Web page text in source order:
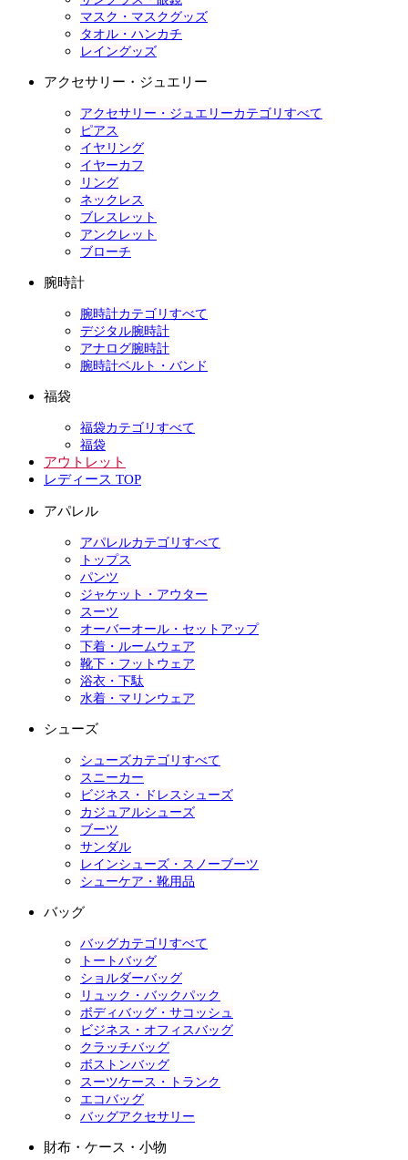
マスク・マスクグッズ
タオル・ハンカチ
レイングッズ
アクセサリー・ジュエリー
アクセサリー・ジュエリーカテゴリすべて
ピアス
イヤリング
イヤーカフ
リング
ネックレス
ブレスレット
アンクレット
ブローチ
腕時計
腕時計カテゴリすべて
デジタル腕時計
アナログ腕時計
腕時計ベルト・バンド
福袋
福袋カテゴリすべて
福袋
アウトレット
レディース TOP
アパレル
アパレルカテゴリすべて
トップス
パンツ
ジャケット・アウター
スーツ
オーバーオール・セットアップ
下着・ルームウェア
靴下・フットウェア
浴衣・下駄
水着・マリンウェア
シューズ
シューズカテゴリすべて
スニーカー
ビジネス・ドレスシューズ
カジュアルシューズ
ブーツ
サンダル
レインシューズ・スノーブーツ
シューケア・靴用品
バッグ
バッグカテゴリすべて
トートバッグ
ショルダーバッグ
リュック・バックパック
ボディバッグ・サコッシュ
ビジネス・オフィスバッグ
クラッチバッグ
ボストンバッグ
スーツケース・トランク
エコバッグ
バッグアクセサリー
財布・ケース・小物